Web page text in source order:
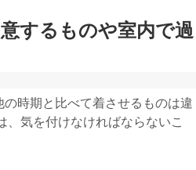
するものや室内で過
時期と比べて着させるものは違
、気を付けなければならないこ